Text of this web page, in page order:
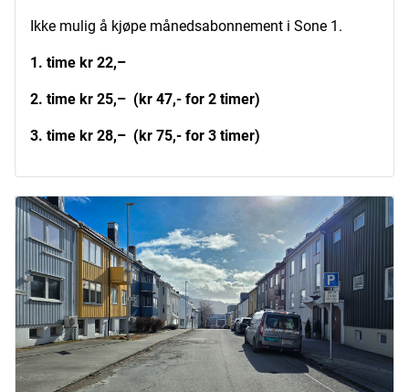
Ikke mulig å kjøpe månedsabonnement i Sone 1.
1. time kr 22,–
2. time kr 25,– (kr 47,- for 2 timer)
3. time kr 28,– (kr 75,- for 3 timer)